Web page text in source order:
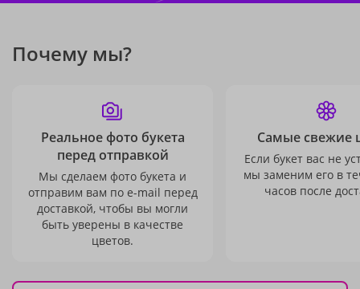
Почему мы?
Реальное фото букета
перед отправкой
Мы сделаем фото букета и
отправим вам по e-mail перед
доставкой, чтобы вы могли
быть уверены в качестве
цветов.
Самые свежие
Если букет вас не
мы заменим его в
часов после